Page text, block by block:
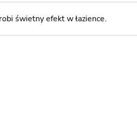
świetny efekt w łazience.